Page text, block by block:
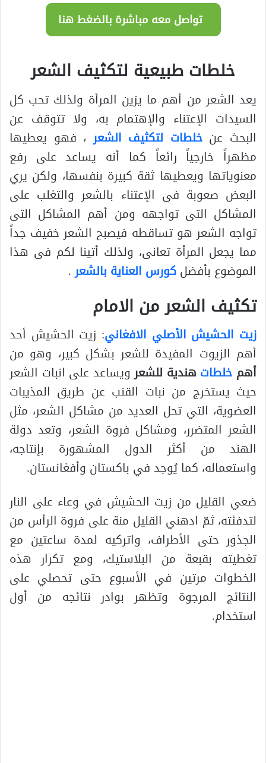
تواصل معه مباشرة بالضغط هنا
خلطات طبيعية لتكثيف الشعر
يعد الشعر من أهم ما يزين المرأة ولذلك تحب كل
السيدات الإعتناء والإهتمام به، ولا تتوقف عن
البحث عنخلطات لتكثيف الشعر ، فهو يعطيها
مظهراً خارجياً رائعاً كما أنه يساعد على رفع
معنوياتها ويعطيها ثقة كبيرة بنفسها، ولكن يري
البعض صعوبة فى الإعتناء بالشعر والتغلب على
المشاكل التى تواجهه ومن أهم المشاكل التى
تواجه الشعر هو تساقطه فيصبح الشعر خفيف جداً
مما يجعل المرأة تعانى، ولذلك أتينا لكم فى هذا
الموضوع بأفضلكورس العناية بالشعر.
تكثيف الشعر من الامام
زيت الحشيش الأصلي الافغاني: زيت الحشيش أحد
أهم الزيوت المفيدة للشعر بشكل كبير، وهو من
أهم خلطات هندية للشعرويساعد على انبات الشعر
حيث يستخرج من نبات القنب عن طريق المذيبات
العضوية، التي تحل العديد من مشاكل الشعر، مثل
الشعر المتضرر، ومشاكل فروة الشعر، وتعد دولة
الهند من أكثر الدول المشهورة بإنتاجه،
واستعماله، كما يُوجد في باكستان وأفغانستان.
ضعي القليل من زيت الحشيش في وعاء على النار
لتدفئته، ثمّ ادهني القليل منة على فروة الرأس من
الجذور حتى الأطراف، واتركيه لمدة ساعتين مع
تغطيته بقبعة من البلاستيك، ومع تكرار هذه
الخطوات مرتين في الأسبوع حتى تحصلي على
النتائج المرجوة وتظهر بوادر نتائجه من أول
استخدام.